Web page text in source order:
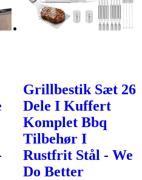
Grillbestik Sæt 26
Dele I Kuffert
Komplet Bbq
Tilbehør I
Rustfrit Stål - We
Do Better